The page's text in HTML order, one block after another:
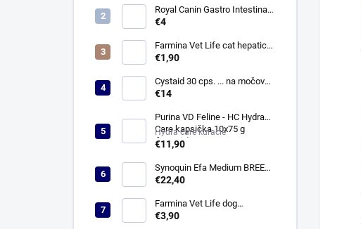
Royal Canin Gastro Intestinal
Low Fat Konz. 410g
€4
Farmina Vet Life cat hepatic
konzerva 85 g
€1,90
Cystaid 30 cps. ... na močové
cesty
€14
Purina VD Feline - HC Hydra
Care kapsička 10x75 g
(kuracie)
Hydra care kuracie
€11,90
Synoquin Efa Medium BREED
(od 10 do 25 kg) tbl. 30 x 1,5 g
€22,40
Farmina Vet Life dog
Hypoallergenic fish & potato
€3,90